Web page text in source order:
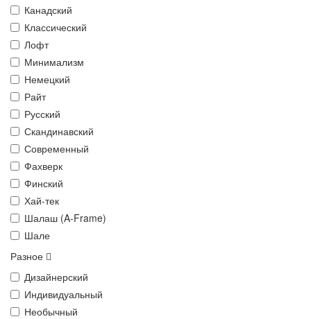
Канадский
Классический
Лофт
Минимализм
Немецкий
Райт
Русский
Скандинавский
Современный
Фахверк
Финский
Хай-тек
Шалаш (A-Frame)
Шале
Разное
Дизайнерский
Индивидуальный
Необычный